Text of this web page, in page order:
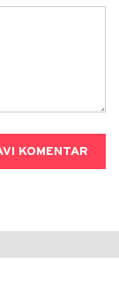
KOMENTAR